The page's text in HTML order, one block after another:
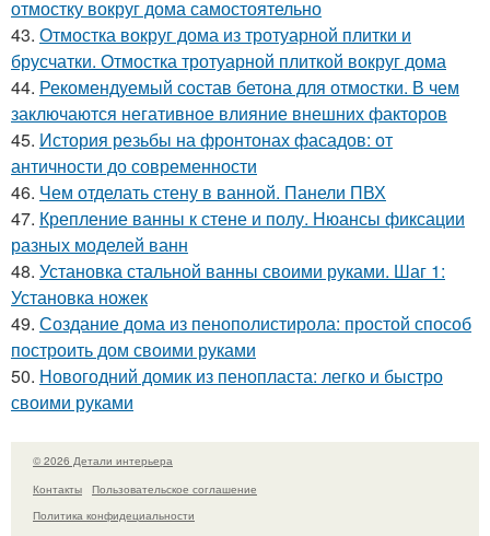
отмостку вокруг дома самостоятельно
43. Отмостка вокруг дома из тротуарной плитки и
брусчатки. Отмостка тротуарной плиткой вокруг дома
44. Рекомендуемый состав бетона для отмостки. В чем
заключаются негативное влияние внешних факторов
45. История резьбы на фронтонах фасадов: от
античности до современности
46. Чем отделать стену в ванной. Панели ПВХ
47. Крепление ванны к стене и полу. Нюансы фиксации
разных моделей ванн
48. Установка стальной ванны своими руками. Шаг 1:
Установка ножек
49. Создание дома из пенополистирола: простой способ
построить дом своими руками
50. Новогодний домик из пенопласта: легко и быстро
своими руками
© 2026 Детали интерьера
Контакты
Пользовательское соглашение
Политика конфидециальности